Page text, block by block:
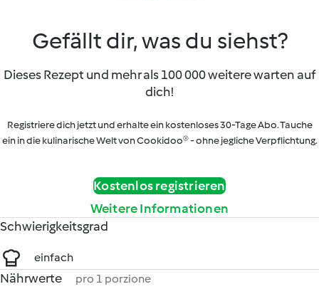
Gefällt dir, was du siehst?
Dieses Rezept und mehr als 100 000 weitere warten auf
dich!
Registriere dich jetzt und erhalte ein kostenloses 30-Tage Abo. Tauche
ein in die kulinarische Welt von Cookidoo® - ohne jegliche Verpflichtung.
Kostenlos registrieren
Weitere Informationen
Schwierigkeitsgrad
einfach
Nährwerte pro 1 porzione